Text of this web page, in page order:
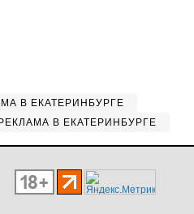
В ЕКАТЕРИНБУРГЕ
РЕКЛАМА В ЕКАТЕРИНБУРГЕ